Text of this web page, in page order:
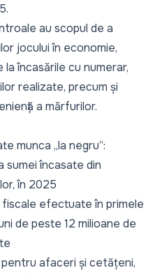
au scopul de a
jocului în economie,
încasările cu numerar,
realizate, precum și
a mărfurilor.
munca „la negru”:
sumei încasate din
în 2025
efectuate în primele
de peste 12 milioane de
afaceri și cetățeni,